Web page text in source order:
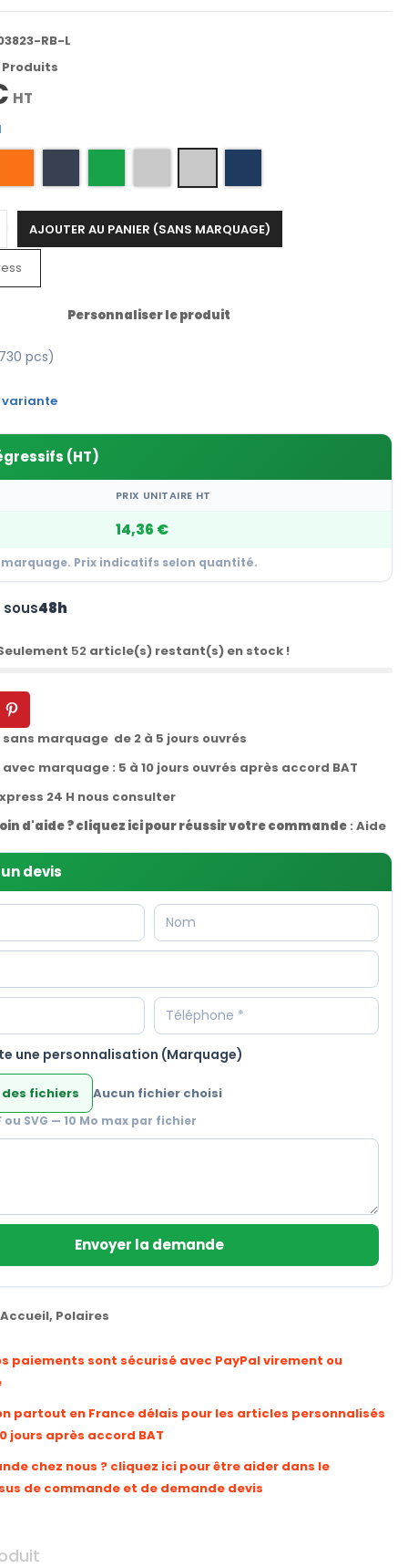
RB-L
Produits
HT
AJOUTER AU PANIER (SANS MARQUAGE)
Personnaliser le produit
pcs)
variante
(HT)
PRIX UNITAIRE HT
14,36 €
marquage. Prix indicatifs selon quantité.
48h
52 article(s) restant(s) en stock !
marquage de 2 à 5 jours ouvrés
marquage : 5 à 10 jours ouvrés après accord BAT
24 H nous consulter
d'aide ? cliquez ici pour réussir votre commande: Aide
devis
une personnalisation (Marquage)
fichiers Aucun fichier choisi
ou SVG — 10 Mo max par fichier
Envoyer la demande
Accueil, Polaires
paiements sont sécurisé avec PayPal virement ou
partout en France délais pour les articles personnalisés
jours après accord BAT
chez nous ? cliquez ici pour être aider dans le
de commande et de demande devis